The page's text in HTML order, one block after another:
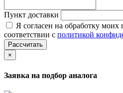
Пункт доставки
Я согласен на обработку
соответствии с политикой
Рассчитать
×
Заявка на подбор аналога